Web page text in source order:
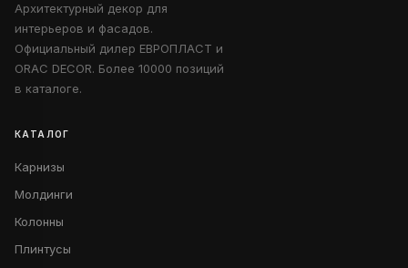
Архитектурный декор для
интерьеров и фасадов.
Официальный дилер ЕВРОПЛАСТ и
ORAC DECOR. Более 10000 позиций
в каталоге.
КАТАЛОГ
Карнизы
Молдинги
Колонны
Плинтусы